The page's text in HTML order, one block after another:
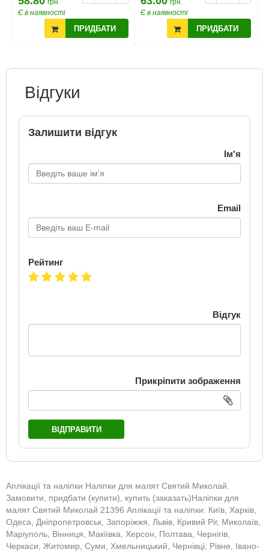
грн.
Є в наявності
ПРИДБАТИ
грн.
Є в наявності
ПРИДБАТИ
Відгуки
Залишити відгук
Ім'я
Email
Рейтинг
Відгук
Прикріпити зображення
ВІДПРАВИТИ
Аплікації та наліпки Наліпки для малят Святий Миколай.
Замовити, придбати (купити), купить (заказать)Наліпки для
малят Святий Миколай 21396 Аплікації та наліпки: Київ, Харків,
Одеса, Дніпропетровськ, Запоріжжя, Львів, Кривий Ріг, Миколаїв,
Маріуполь, Вінниця, Макіївка, Херсон, Полтава, Чернігів,
Черкаси, Житомир, Суми, Хмельницький, Чернівці, Рівне, Івано-